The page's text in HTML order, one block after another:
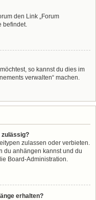
den Link „Forum
befindet.
so kannst du dies im
verwalten“ machen.
zulässig?
zulassen oder verbieten.
du anhängen kannst und du
Board-Administration.
erhalten?